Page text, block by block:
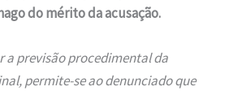
do mérito da acusação.
a previsão procedimental da
permite-se ao denunciado que